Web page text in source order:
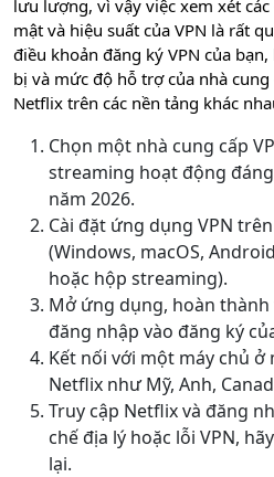
lưu lượng, vì vậy việc xem xét
mật và hiệu suất của VPN là rất
điều khoản đăng ký VPN của
bị và mức độ hỗ trợ của nhà
Netflix trên các nền tảng khác
Chọn một nhà cung cấp
streaming hoạt động
năm 2026.
Cài đặt ứng dụng VPN
(Windows, macOS,
hoặc hộp streaming).
Mở ứng dụng, hoàn
đăng nhập vào đăng ký
Kết nối với một máy chủ
Netflix như Mỹ, Anh,
Truy cập Netflix và đăng
chế địa lý hoặc lỗi VPN,
lại.